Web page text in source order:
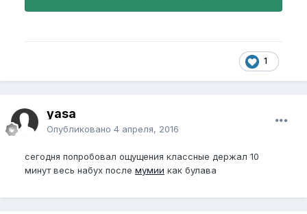
1
yasa
Опубликовано 4 апреля, 2016
сегодня попробовал ощущения классные держал 10
минут весь набух после мумии как булава